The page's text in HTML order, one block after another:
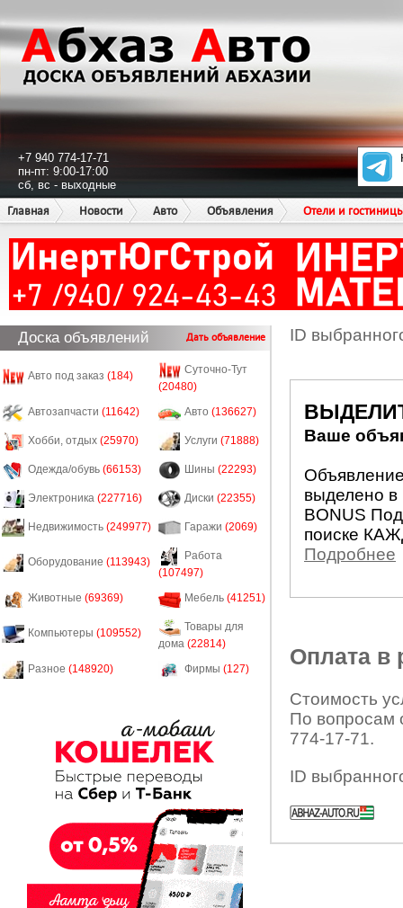
+7 940 774-17-71
пн-пт: 9:00-17:00
сб, вс - выходные
Главная
Новости Авто Объявления Отели и
Доска объявлений Дать объявление
Авто под заказ (184)
Суточно-Тут
(20480)
Автозапчасти (11642) Авто (136627)
Хобби, отдых (25970) Услуги (71888)
Одежда/обувь (66153) Шины (22293)
Электроника (227716) Диски (22355)
Недвижимость (249977) Гаражи (2069)
Оборудование (113943)
Работа
(107497)
Животные (69369) Мебель (41251)
Компьютеры (109552)
Товары для
дома (22814)
Разное (148920) Фирмы (127)
ID
Ваше
выделено в
BONUS
поиске
Подробнее
Оплата в
Стоимость
По вопросам
774-17-71.
ID